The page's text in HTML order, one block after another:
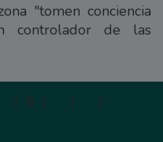
"tomen conciencia
controlador de las
| 6 | | |